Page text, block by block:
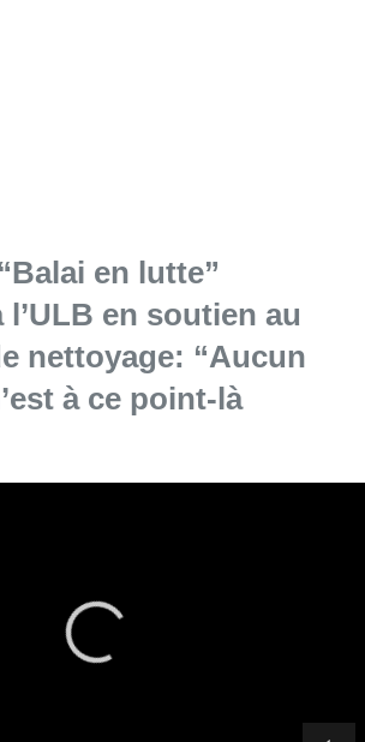
en lutte”
l’ULB en soutien au
nettoyage: “Aucun
à ce point-là
du personnel de nettoyage de l’ULB.
du personnel de nettoyage était
revendications des participants figure la